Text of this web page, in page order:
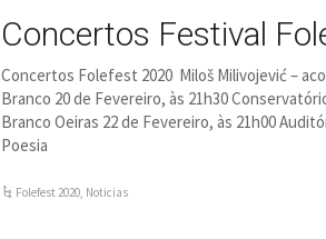
Concertos Festival
Concertos Folefest 2020 Miloš Milivojević –
Branco 20 de Fevereiro, às 21h30
Branco Oeiras 22 de Fevereiro, às 21h00
Poesia
Folefest 2020, Noticias